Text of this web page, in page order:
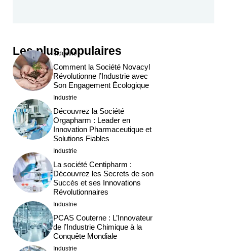
Les plus populaires
Industrie
Comment la Société Novacyl
Révolutionne l’Industrie avec
Son Engagement Écologique
Industrie
Découvrez la Société
Orgapharm : Leader en
Innovation Pharmaceutique et
Solutions Fiables
Industrie
La société Centipharm :
Découvrez les Secrets de son
Succès et ses Innovations
Révolutionnaires
Industrie
PCAS Couterne : L’Innovateur
de l’Industrie Chimique à la
Conquête Mondiale
Industrie